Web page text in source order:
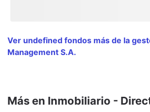
Ver undefined fondos más de la
Management S.A.
Más en Inmobiliario -